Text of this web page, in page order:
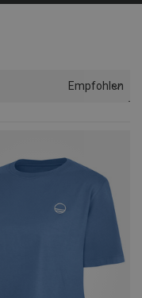
Empfohlen